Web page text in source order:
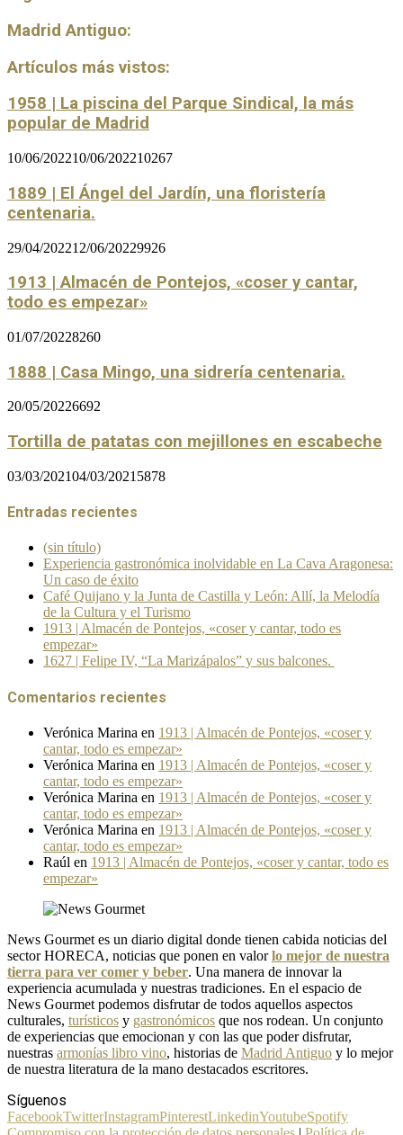
Madrid Antiguo:
Artículos más vistos:
1958 | La piscina del Parque Sindical, la más
popular de Madrid
10/06/202210/06/202210267
1889 | El Ángel del Jardín, una floristería
centenaria.
29/04/202212/06/20229926
1913 | Almacén de Pontejos, «coser y cantar,
todo es empezar»
01/07/20228260
1888 | Casa Mingo, una sidrería centenaria.
20/05/20226692
Tortilla de patatas con mejillones en escabeche
03/03/202104/03/2021 5878
Entradas recientes
(sin título)
Experiencia gastronómica inolvidable en La Cava Aragonesa:
Un caso de éxito
Café Quijano y la Junta de Castilla y León: Allí, la Melodía
de la Cultura y el Turismo
1913 | Almacén de Pontejos, «coser y cantar, todo es
empezar»
1627 | Felipe IV, “La Marizápalos” y sus balcones.
Comentarios recientes
Verónica Marina en 1913 | Almacén de Pontejos, «coser y
cantar, todo es empezar»
Verónica Marina en 1913 | Almacén de Pontejos, «coser y
cantar, todo es empezar»
Verónica Marina en 1913 | Almacén de Pontejos, «coser y
cantar, todo es empezar»
Verónica Marina en 1913 | Almacén de Pontejos, «coser y
cantar, todo es empezar»
Raúl en 1913 | Almacén de Pontejos, «coser y cantar, todo es
empezar»
News Gourmet es un diario digital donde tienen cabida noticias del
sector HORECA, noticias que ponen en valorlo mejor de nuestra
tierra para ver comer y beber. Una manera de innovar la
experiencia acumulada y nuestras tradiciones. En el espacio de
News Gourmet podemos disfrutar de todos aquellos aspectos
culturales, turísticos y gastronómicos que nos rodean. Un conjunto
de experiencias que emocionan y con las que poder disfrutar,
nuestras armonías libro vino, historias de Madrid Antiguo y lo mejor
de nuestra literatura de la mano destacados escritores.
Síguenos
FacebookTwitterInstagramPinterestLinkedinYoutubeSpotify